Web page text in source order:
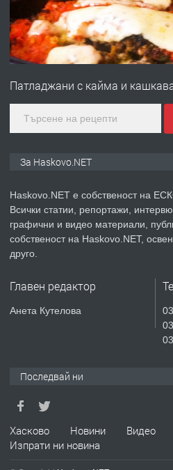
ПРЕДЛАГА
№4120
градската
ПРЕДЛАГА
Продавам
ПРЕДЛАГА
№4119
Патладжани с кайма и
За Haskovo.NET
Haskovo.NET е собственост на
Всички статии, репортажи,
графични и видео материали,
собственост на Haskovo.NET,
друго.
Главен редактор
Анета Кутелова
Последвай ни
Хасково Новини Видео
Изпрати ни новина